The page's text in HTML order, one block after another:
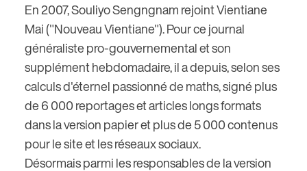
En 2007, Souliyo Sengngnam rejoint Vientiane
Mai ("Nouveau Vientiane"). Pour ce journal
généraliste pro-gouvernemental et son
supplément hebdomadaire, il a depuis, selon ses
calculs d'éternel passionné de maths, signé plus
de 6 000 reportages et articles longs formats
dans la version papier et plus de 5 000 contenus
pour le site et les réseaux sociaux.
Désormais parmi les responsables de la version